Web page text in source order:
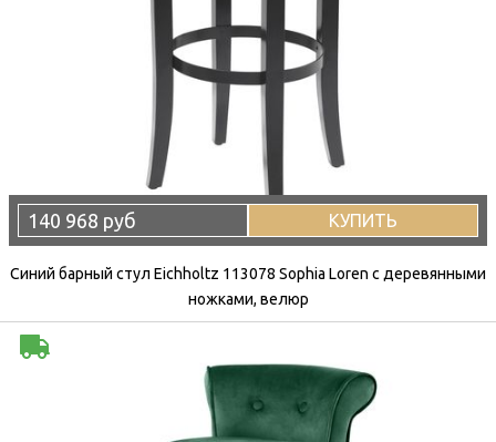
140 968 руб КУПИТЬ
Синий барный стул Eichholtz 113078 Sophia Loren с деревянными
ножками, велюр